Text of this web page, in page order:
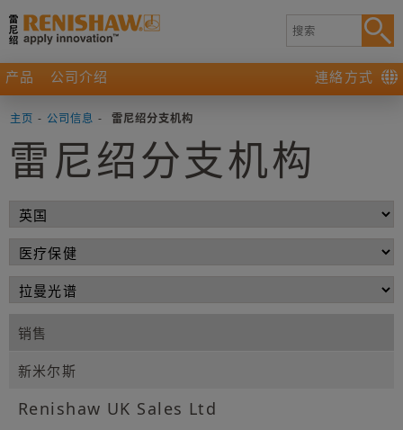
产品 公司介绍 連絡方式
主页 - 公司信息 - 雷尼绍分支机构
雷尼绍分支机构
销售
新米尔斯
Renishaw UK Sales Ltd